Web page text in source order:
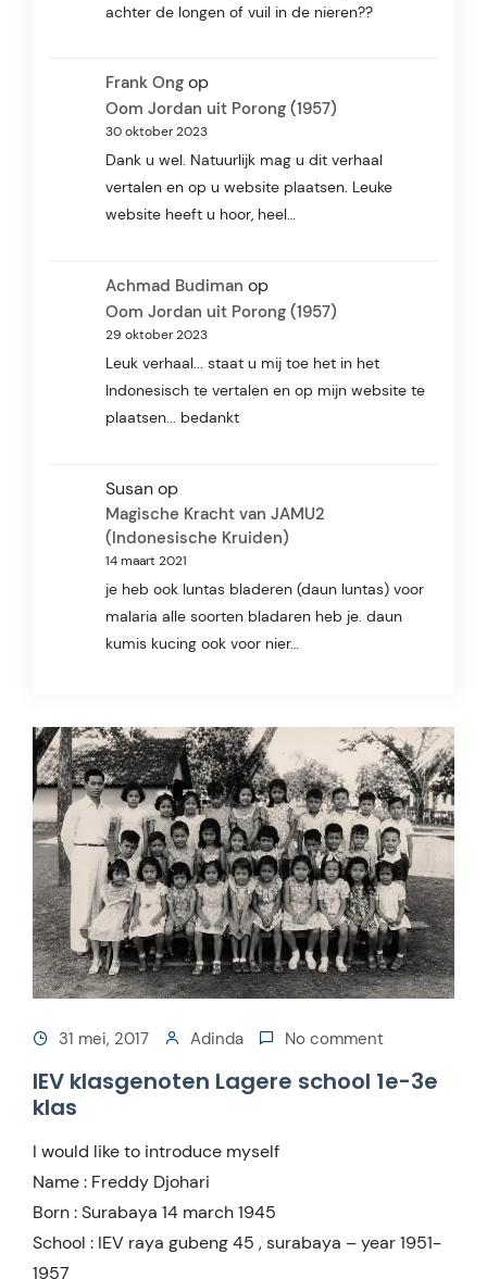
achter de longen of vuil in de nieren??
Frank Ong op
Oom Jordan uit Porong (1957)
30 oktober 2023
Dank u wel. Natuurlijk mag u dit verhaal
vertalen en op u website plaatsen. Leuke
website heeft u hoor, heel…
Achmad Budiman op
Oom Jordan uit Porong (1957)
29 oktober 2023
Leuk verhaal... staat u mij toe het in het
Indonesisch te vertalen en op mijn website te
plaatsen... bedankt
Susanop
Magische Kracht van JAMU2
(Indonesische Kruiden)
14 maart 2021
je heb ook luntas bladeren (daun luntas) voor
malaria alle soorten bladaren heb je. daun
kumis kucing ook voor nier…
31 mei, 2017 Adinda No comment
IEV klasgenoten Lagere school 1e-3e
klas
I would like to introduce myself
Name : Freddy Djohari
Born : Surabaya 14 march 1945
School : IEV raya gubeng 45 , surabaya – year 1951-
1957